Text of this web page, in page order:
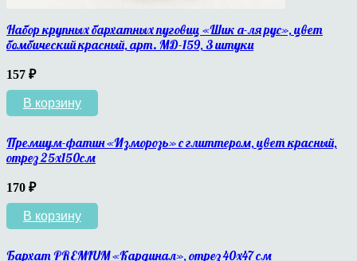
Набор крупных бархатных пуговиц «Шик а-ля рус», цвет
бомбический красный, арт. МД-159, 3 штуки
157 ₽
В корзину
Премиум-фатин «Изморозь» с глиттером, цвет красный,
отрез 25х150см
170 ₽
В корзину
Бархат PREMIUM «Кардинал», отрез 40х47 см